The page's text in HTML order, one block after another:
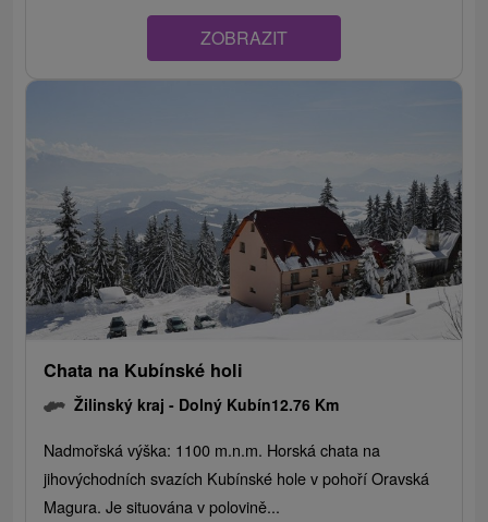
ZOBRAZIT
Chata na Kubínské holi
Žilinský kraj - Dolný Kubín12.76 Km
Nadmořská výška: 1100 m.n.m. Horská chata na
jihovýchodních svazích Kubínské hole v pohoří Oravská
Magura. Je situována v polovině...